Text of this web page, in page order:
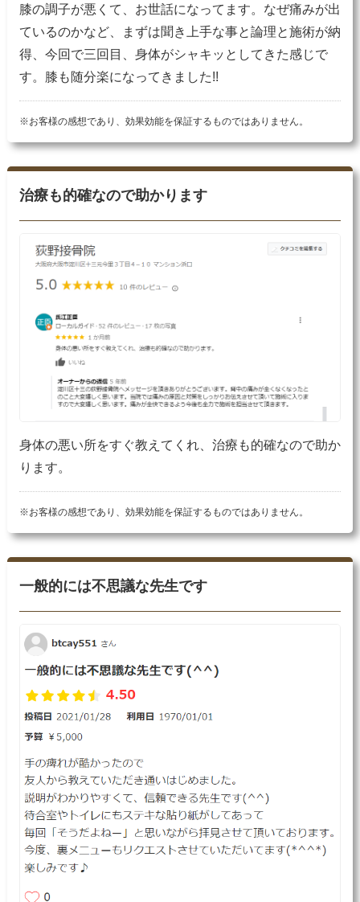
膝の調子が悪くて、お世話になってます。なぜ痛みが出
ているのかなど、まずは聞き上手な事と論理と施術が納
得、今回で三回目、身体がシャキッとしてきた感じで
す。膝も随分楽になってきました!!
※お客様の感想であり、効果効能を保証するものではありません。
治療も的確なので助かります
身体の悪い所をすぐ教えてくれ、治療も的確なので助か
ります。
※お客様の感想であり、効果効能を保証するものではありません。
一般的には不思議な先生です